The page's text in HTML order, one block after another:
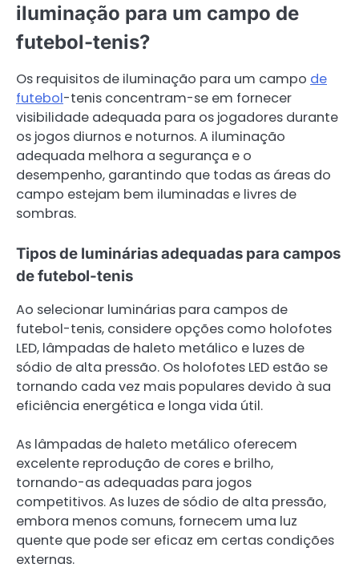
iluminação para um campo de
futebol-tenis?
Os requisitos de iluminação para um campo de
futebol-tenis concentram-se em fornecer
visibilidade adequada para os jogadores durante
os jogos diurnos e noturnos. A iluminação
adequada melhora a segurança e o
desempenho, garantindo que todas as áreas do
campo estejam bem iluminadas e livres de
sombras.
Tipos de luminárias adequadas para campos
de futebol-tenis
Ao selecionar luminárias para campos de
futebol-tenis, considere opções como holofotes
LED, lâmpadas de haleto metálico e luzes de
sódio de alta pressão. Os holofotes LED estão se
tornando cada vez mais populares devido à sua
eficiência energética e longa vida útil.
As lâmpadas de haleto metálico oferecem
excelente reprodução de cores e brilho,
tornando-as adequadas para jogos
competitivos. As luzes de sódio de alta pressão,
embora menos comuns, fornecem uma luz
quente que pode ser eficaz em certas condições
externas.